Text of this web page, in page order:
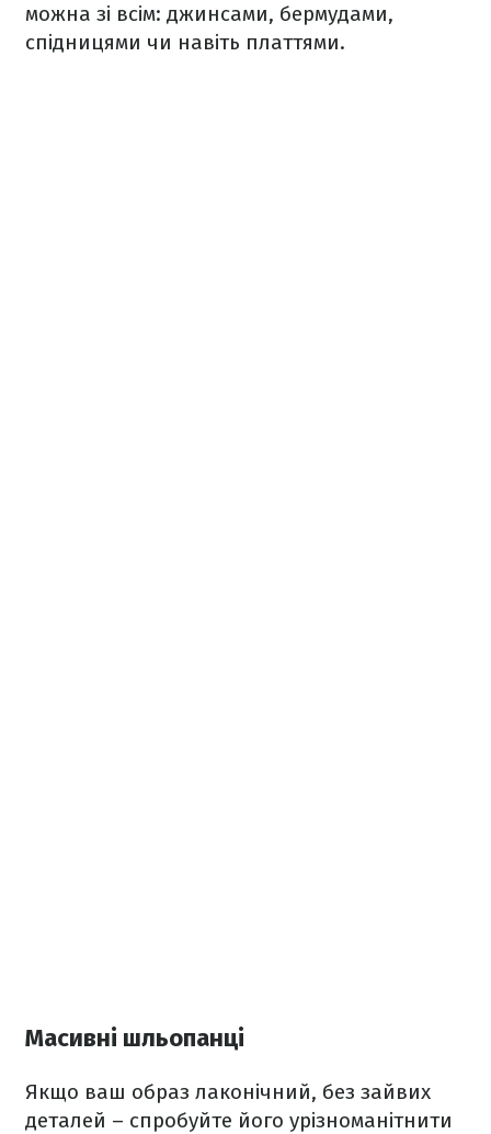
можна зі всім: джинсами, бермудами,
спідницями чи навіть платтями.
Масивні шльопанці
Якщо ваш образ лаконічний, без зайвих
деталей – спробуйте його урізноманітнити